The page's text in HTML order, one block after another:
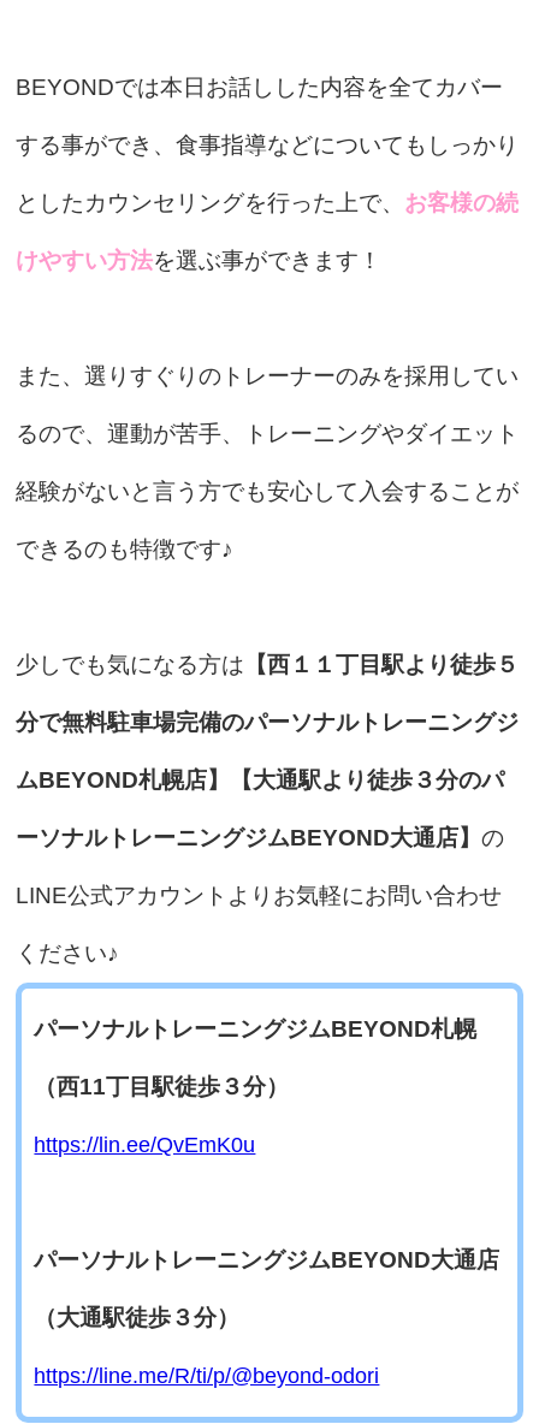
BEYONDでは本日お話しした内容を全てカバー
する事ができ、食事指導などについてもしっかり
としたカウンセリングを行った上で、 お客様の続
けやすい方法を選ぶ事ができます！
また、選りすぐりのトレーナーのみを採用してい
るので、運動が苦手、トレーニングやダイエット
経験がないと言う方でも安心して入会することが
できるのも特徴です♪
少しでも気になる方は 【西１１丁目駅より徒歩５
分で無料駐車場完備のパーソナルトレーニングジ
ムBEYOND札幌店】【大通駅より徒歩３分のパ
ーソナルトレーニングジムBEYOND大通店】の
LINE公式アカウントよりお気軽にお問い合わせ
ください♪
パーソナルトレーニングジムBEYOND札幌
（西11丁目駅徒歩３分）
https://lin.ee/QvEmK0u
パーソナルトレーニングジムBEYOND大通店
（大通駅徒歩３分）
https://line.me/R/ti/p/@beyond-odori